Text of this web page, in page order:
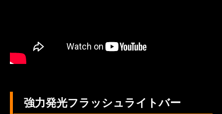
強力発光フラッシュライトバー